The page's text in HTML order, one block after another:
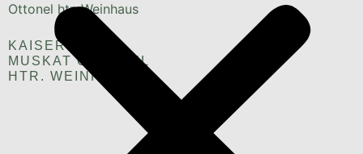
KAISERBOTE
MUSKAT OTTONEL
HTR. WEINHAUS